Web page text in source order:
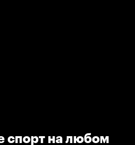
спорт на любом